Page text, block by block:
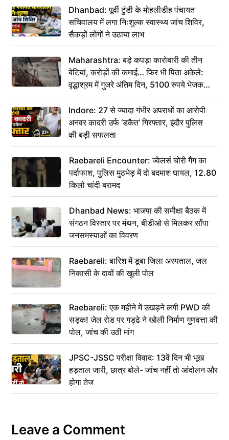
Dhanbad: पूर्वी टुंडी के मोहलीडीह पंचायत
सचिवालय में लगा निःशुल्क स्वास्थ्य जांच शिविर,
सैकड़ों लोगों ने उठाया लाभ
Maharashtra: बड़े कपड़ा कारोबारी की तीन
बेटियां, करोड़ों की कमाई… फिर भी पिता अकेले:
वृद्धाश्रम में गुजरे अंतिम दिन, 5100 रुपये भेजकर
कहा– अंतिम संस्कार कर दीजिए हम नहीं आ पाएंगे
Indore: 27 से ज्यादा गंभीर अपराधों का आरोपी
अनवर कादरी उर्फ ‘डकैत’ गिरफ्तार, इंदौर पुलिस
की बड़ी सफलता
Raebareli Encounter: ज्वेलर्स चोरी गैंग का
पर्दाफाश, पुलिस मुठभेड़ में दो बदमाश घायल, 12.80
किलो चांदी बरामद
Dhanbad News: भाजपा की समीक्षा बैठक में
संगठन विस्तार पर मंथन, बीडीओ से मिलकर सौंपा
जनसमस्याओं का विवरण
Raebareli: बारिश में डूबा जिला अस्पताल, जल
निकासी के दावों की खुली पोल
Raebareli: एक महीने में उखड़ने लगी PWD की
सड़क! जेल रोड पर गड्ढे ने खोली निर्माण गुणवत्ता की
पोल, जांच की उठी मांग
JPSC-JSSC परीक्षा विवाद: 13वें दिन भी भूख
हड़ताल जारी, छात्र बोले- जांच नहीं तो आंदोलन और
होगा तेज
Leave a Comment